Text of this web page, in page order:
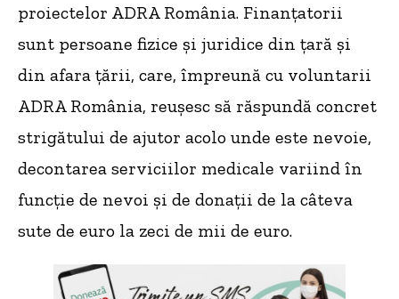
proiectelor ADRA România. Finanțatorii
sunt persoane fizice și juridice din țară și
din afara țării, care, împreună cu voluntarii
ADRA România, reușesc să răspundă concret
strigătului de ajutor acolo unde este nevoie,
decontarea serviciilor medicale variind în
funcție de nevoi și de donații de la câteva
sute de euro la zeci de mii de euro.